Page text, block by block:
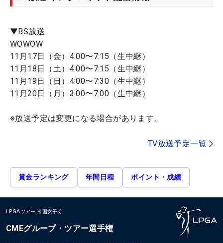
▼BS放送
WOWOW
11月17日（金）4:00〜7:15（生中継）
11月18日（土）4:00〜7:15（生中継）
11月19日（日）4:00〜7:30（生中継）
11月20日（月）3:00〜7:00（生中継）
※放送予定は変更になる場合があります。
TV放送予定一覧
賞金ランキング 年間日程 ポイント・成績
LPGAツアー 米国女子
CMEグループ・ツアー選手権